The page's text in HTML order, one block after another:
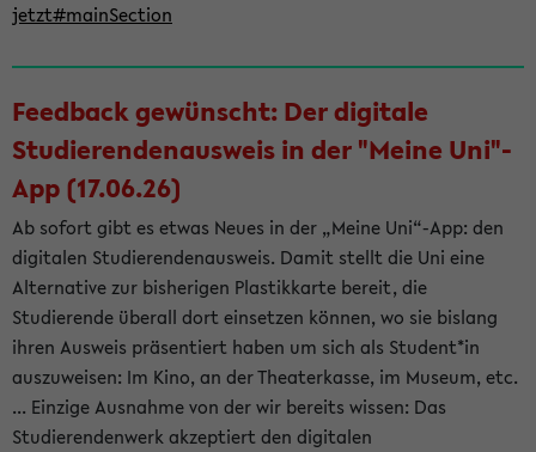
jetzt#mainSection
Feedback gewünscht: Der digitale
Studierendenausweis in der "Meine Uni"-
App (17.06.26)
Ab sofort gibt es etwas Neues in der „Meine Uni“-App: den
digitalen Studierendenausweis. Damit stellt die Uni eine
Alternative zur bisherigen Plastikkarte bereit, die
Studierende überall dort einsetzen können, wo sie bislang
ihren Ausweis präsentiert haben um sich als Student*in
auszuweisen: Im Kino, an der Theaterkasse, im Museum, etc.
... Einzige Ausnahme von der wir bereits wissen: Das
Studierendenwerk akzeptiert den digitalen